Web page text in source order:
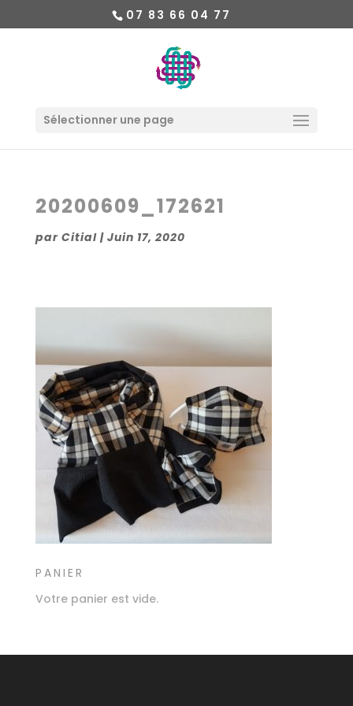
07 83 66 04 77
Sélectionner une page
20200609_172621
par Citial| Juin 17, 2020
PANIER
Votre panier est vide.